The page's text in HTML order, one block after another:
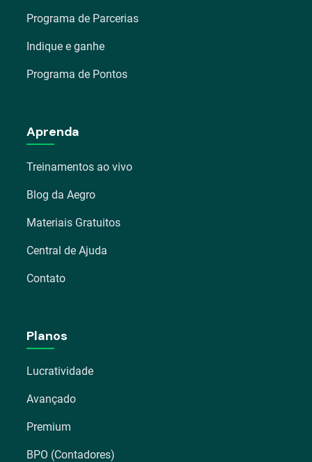
Programa de Parcerias
Indique e ganhe
Programa de Pontos
Aprenda
Treinamentos ao vivo
Blog da Aegro
Materiais Gratuitos
Central de Ajuda
Contato
Planos
Lucratividade
Avançado
Premium
BPO (Contadores)